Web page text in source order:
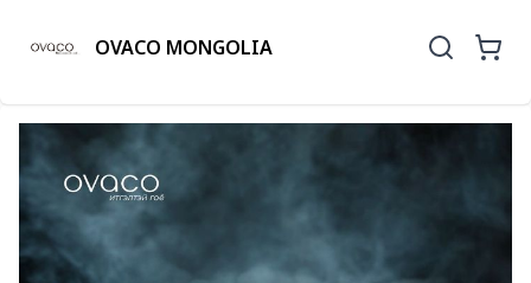
OVACO MONGOLIA